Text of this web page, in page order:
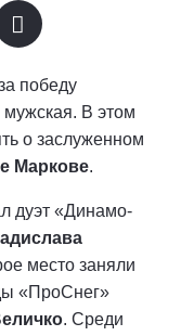
победу
мужская. В этом
о заслуженном
Маркове.
дуэт «Динамо-
место заняли
«ПроСнег»
. Среди